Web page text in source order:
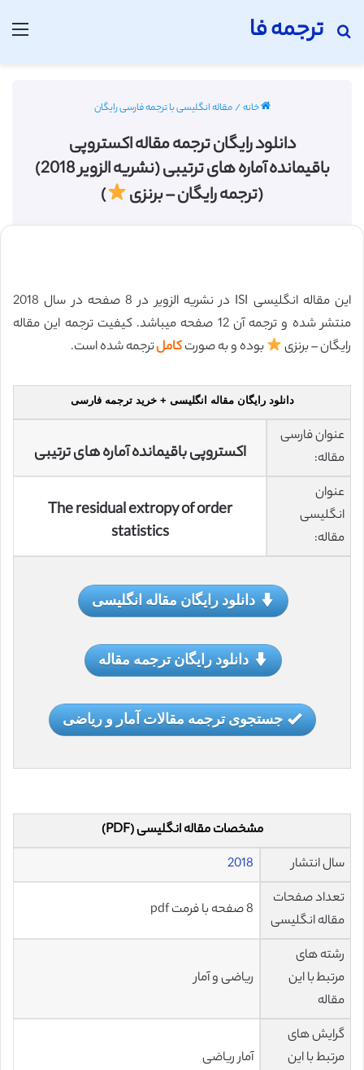
ترجمه فا
جستجو برای
خانه/مقاله انگلیسی با ترجمه فارسی رایگان
دانلود رایگان ترجمه مقاله اکستروپی
باقیمانده آماره های ترتیبی (نشریه الزویر 2018)
(ترجمه رایگان – برنزی
)
این مقاله انگلیسی ISI در نشریه الزویر در 8 صفحه در سال 2018
منتشر شده و ترجمه آن 12 صفحه میباشد. کیفیت ترجمه این مقاله
رایگان – برنزی
بوده و به صورتکاملترجمه شده است.
دانلود رایگان مقاله انگلیسی + خرید ترجمه فارسی
عنوان فارسی
مقاله:
اکستروپی باقیمانده آماره های ترتیبی
عنوان
انگلیسی
مقاله:
The residual extropy of order
statistics
دانلود رایگان مقاله انگلیسی
دانلود رایگان ترجمه مقاله
جستجوی ترجمه مقالات آمار و ریاضی
مشخصات مقاله انگلیسی (PDF)
سال انتشار
2018
تعداد صفحات
مقاله انگلیسی
8 صفحه با فرمت pdf
رشته های
مرتبط با این
مقاله
ریاضی و آمار
گرایش های
مرتبط با این
آمار ریاضی